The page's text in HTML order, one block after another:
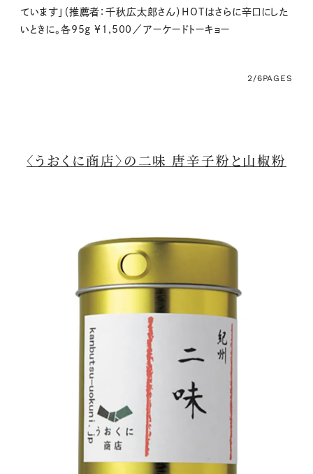
ています」（推薦者：千秋広太郎さん）HOTはさらに辛口にした
いときに。各95g ¥1,500／アーケードトーキョー
2/6PAGES
〈うおくに商店〉の二味 唐辛子粉と山椒粉